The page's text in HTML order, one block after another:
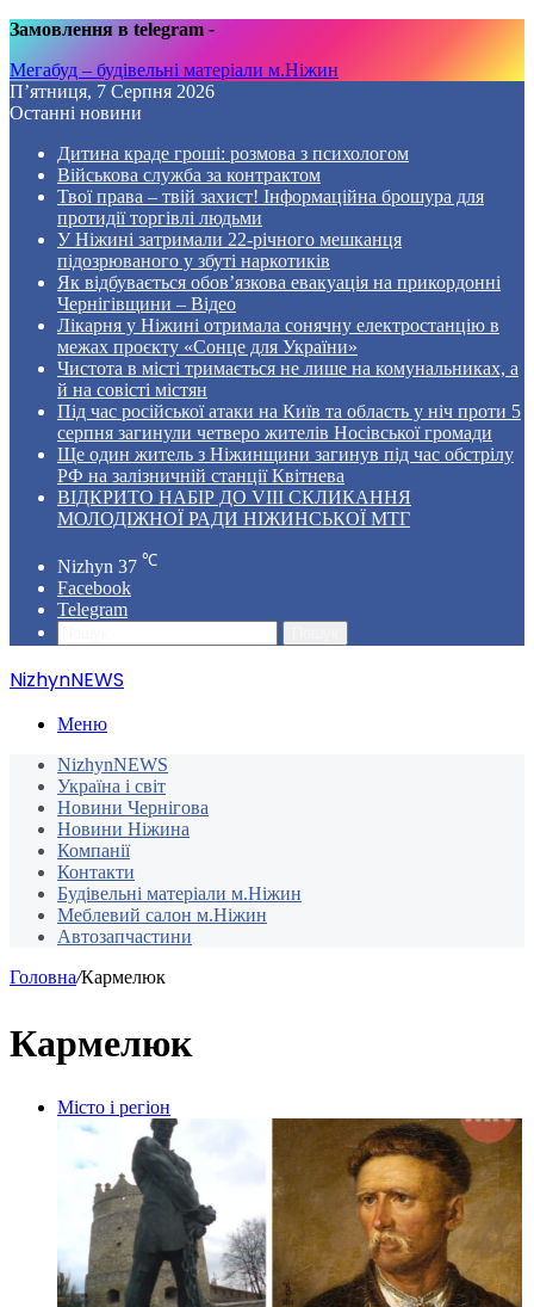
Замовлення в telegram -
Мегабуд – будівельні матеріали м.Ніжин
П’ятниця, 7 Серпня 2026
Останні новини
Дитина краде гроші: розмова з психологом
Військова служба за контрактом
Твої права – твій захист! Інформаційна брошура для
протидії торгівлі людьми
У Ніжині затримали 22-річного мешканця
підозрюваного у збуті наркотиків
Як відбувається обов’язкова евакуація на прикордонні
Чернігівщини – Відео
Лікарня у Ніжині отримала сонячну електростанцію в
межах проєкту «Сонце для України»
Чистота в місті тримається не лише на комунальниках, а
й на совісті містян
Під час російської атаки на Київ та область у ніч проти 5
серпня загинули четверо жителів Носівської громади
Ще один житель з Ніжинщини загинув під час обстрілу
РФ на залізничній станції Квітнева
ВІДКРИТО НАБІР ДО VIII СКЛИКАННЯ
МОЛОДІЖНОЇ РАДИ НІЖИНСЬКОЇ МТГ
Nizhyn 37 ℃
Facebook
Telegram
NizhynNEWS
Меню
NizhynNEWS
Україна і світ
Новини Чернігова
Новини Ніжина
Компанії
Контакти
Будівельні матеріали м.Ніжин
Меблевий салон м.Ніжин
Автозапчастини
Головна/Кармелюк
Кармелюк
Місто і регіон